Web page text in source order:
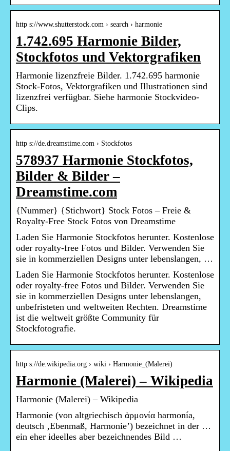
http s://www.shutterstock.com › search › harmonie
1.742.695 Harmonie Bilder,
Stockfotos und Vektorgrafiken
Harmonie lizenzfreie Bilder. 1.742.695 harmonie
Stock-Fotos, Vektorgrafiken und Illustrationen sind
lizenzfrei verfügbar. Siehe harmonie Stockvideo-
Clips.
http s://de.dreamstime.com › Stockfotos
578937 Harmonie Stockfotos,
Bilder & Bilder –
Dreamstime.com
{Nummer} {Stichwort} Stock Fotos – Freie &
Royalty-Free Stock Fotos von Dreamstime
Laden Sie Harmonie Stockfotos herunter. Kostenlose
oder royalty-free Fotos und Bilder. Verwenden Sie
sie in kommerziellen Designs unter lebenslangen, …
Laden Sie Harmonie Stockfotos herunter. Kostenlose
oder royalty-free Fotos und Bilder. Verwenden Sie
sie in kommerziellen Designs unter lebenslangen,
unbefristeten und weltweiten Rechten. Dreamstime
ist die weltweit größte Community für
Stockfotografie.
http s://de.wikipedia.org › wiki › Harmonie_(Malerei)
Harmonie (Malerei) – Wikipedia
Harmonie (Malerei) – Wikipedia
Harmonie (von altgriechisch ἁρμονία harmonía,
deutsch ‚Ebenmaß, Harmonie’) bezeichnet in der …
ein eher ideelles aber bezeichnendes Bild …